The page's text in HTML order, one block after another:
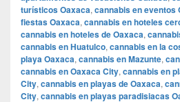
turísticos Oaxaca, cannabis en eventos
fiestas Oaxaca, cannabis en hoteles
cannabis en hoteles de Oaxaca,
cannabis en Huatulco, cannabis en la
playa Oaxaca, cannabis en Mazunte,
cannabis en Oaxaca City, cannabis en
City, cannabis en playas de Oaxaca,
City, cannabis en playas paradisiacas